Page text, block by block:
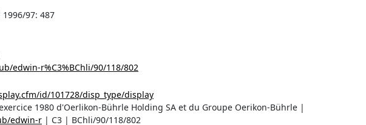
97: 487
edwin-r%C3%BChli/90/118/802
id/101728/disp_type/display
1980 d'Oerlikon-Bührle Holding SA et du Groupe Oerikon-Bührle |
edwin-r | C3 | BChli/90/118/802